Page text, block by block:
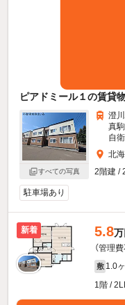
ピアドミール１の賃貸
すべての写真
澄
真
自
北
2階建 /
駐車場あり
新着 5.8万
（管理費
敷 1.0
1階 /